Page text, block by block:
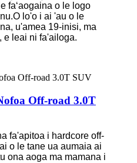
faʻaogaina o le logo
lo'o i ai 'au o le
u'amea 19-inisi, ma
e leai ni fa'ailoga.
Off-road 3.0T
fa'apitoa i hardcore off-
o le tane ua aumaia ai
ona aoga ma mamana i